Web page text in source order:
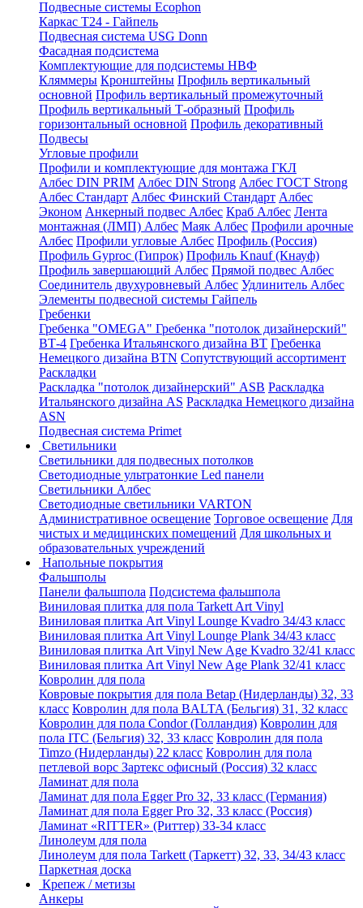
Подвесные системы Ecophon
Каркас Т24 - Гайпель
Подвесная система USG Donn
Фасадная подсистема
Комплектующие для подсистемы НВФ
Кляммеры Кронштейны Профиль вертикальный
основной Профиль вертикальный промежуточный
Профиль вертикальный Т-образный Профиль
горизонтальный основной Профиль декоративный
Подвесы
Угловые профили
Профили и комплектующие для монтажа ГКЛ
Албес DIN PRIM Албес DIN Strong Албес ГОСТ Strong
Албес Стандарт Албес Финский Стандарт Албес
Эконом Анкерный подвес Албес Краб Албес Лента
монтажная (ЛМП) Албес Маяк Албес Профили арочные
Албес Профили угловые Албес Профиль (Россия)
Профиль Gyproc (Гипрок) Профиль Knauf (Кнауф)
Профиль завершающий Албес Прямой подвес Албес
Соединитель двухуровневый Албес Удлинитель Албес
Элементы подвесной системы Гайпель
Гребенки
Гребенка "OMEGA" Гребенка "потолок дизайнерский"
ВТ-4 Гребенка Итальянского дизайна BT Гребенка
Немецкого дизайна ВТN Сопутствующий ассортимент
Раскладки
Раскладка "потолок дизайнерский" ASB Раскладка
Итальянского дизайна AS Раскладка Немецкого дизайна
АSN
Подвесная система Primet
Светильники
Светильники для подвесных потолков
Светодиодные ультратонкие Led панели
Светильники Албес
Светодиодные светильники VARTON
Административное освещение Торговое освещение Для
чистых и медицинских помещений Для школьных и
образовательных учреждений
Напольные покрытия
Фальшполы
Панели фальшпола Подсистема фальшпола
Виниловая плитка для пола Tarkett Art Vinyl
Виниловая плитка Art Vinyl Lounge Kvadro 34/43 класс
Виниловая плитка Art Vinyl Lounge Plank 34/43 класс
Виниловая плитка Art Vinyl New Age Kvadro 32/41 класс
Виниловая плитка Art Vinyl New Age Plank 32/41 класс
Ковролин для пола
Ковровые покрытия для пола Betap (Нидерланды) 32, 33
класс Ковролин для пола BALTA (Бельгия) 31, 32 класс
Ковролин для пола Condor (Голландия) Ковролин для
пола ITC (Бельгия) 32, 33 класс Ковролин для пола
Timzo (Нидерланды) 22 класс Ковролин для пола
петлевой ворс Зартекс офисный (Россия) 32 класс
Ламинат для пола
Ламинат для пола Egger Pro 32, 33 класс (Германия)
Ламинат для пола Egger Pro 32, 33 класс (Россия)
Ламинат «RITTER» (Риттер) 33-34 класс
Линолеум для пола
Линолеум для пола Tarkett (Таркетт) 32, 33, 34/43 класс
Паркетная доска
Крепеж / метизы
Анкеры